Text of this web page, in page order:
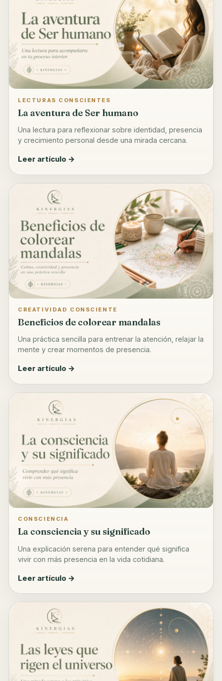
LECTURAS CONSCIENTES
La aventura de Ser humano
Una lectura para reflexionar sobre identidad, presencia
y crecimiento personal desde una mirada cercana.
Leer artículo →
CREATIVIDAD CONSCIENTE
Beneficios de colorear mandalas
Una práctica sencilla para entrenar la atención, relajar la
mente y crear momentos de presencia.
Leer artículo →
CONSCIENCIA
La consciencia y su significado
Una explicación serena para entender qué significa
vivir con más presencia en la vida cotidiana.
Leer artículo →